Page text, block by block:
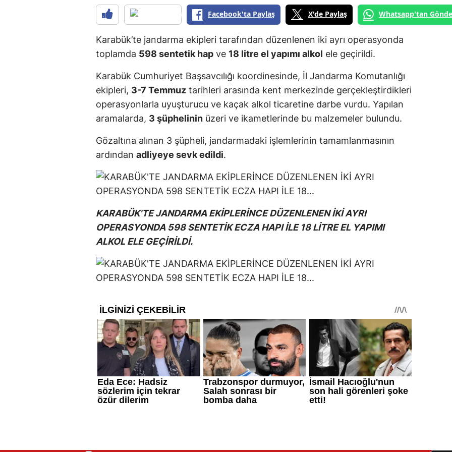
Facebook'ta Paylaş X'de Paylaş Whatsapp'tan
Karabük’te jandarma ekipleri tarafından düzenlenen iki ayrı operasyonda
toplamda 598 sentetik hap ve 18 litre el yapımı alkol ele geçirildi.
Karabük Cumhuriyet Başsavcılığı koordinesinde, İl Jandarma Komutanlığı
ekipleri, 3-7 Temmuz tarihleri arasında kent merkezinde gerçekleştirdikleri
operasyonlarla uyuşturucu ve kaçak alkol ticaretine darbe vurdu. Yapılan
aramalarda, 3 şüphelinin üzeri ve ikametlerinde bu malzemeler bulundu.
Gözaltına alınan 3 şüpheli, jandarmadaki işlemlerinin tamamlanmasının
ardından adliyeye sevk edildi.
KARABÜK'TE JANDARMA EKİPLERİNCE DÜZENLENEN İKİ AYRI
OPERASYONDA 598 SENTETİK ECZA HAPI İLE 18 LİTRE EL YAPIMI
ALKOL ELE GEÇİRİLDİ.